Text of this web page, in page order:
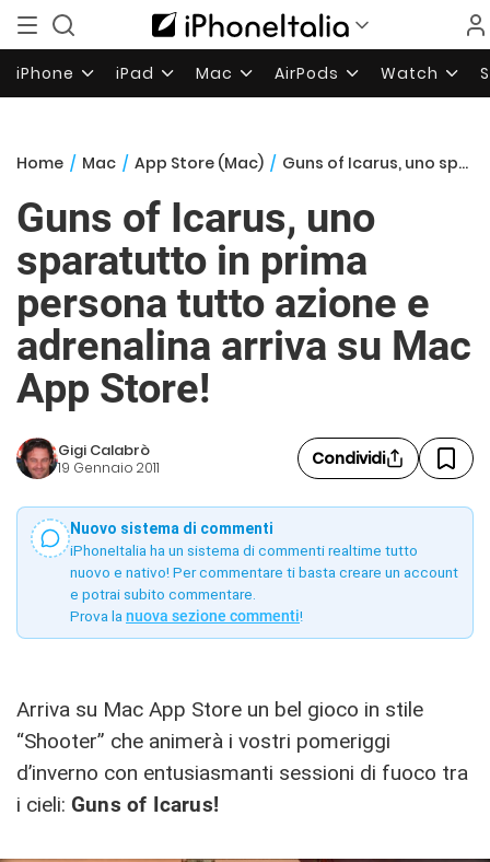
iPhone iPad Mac AirPods Watch
Home / Mac / App Store (Mac) / Guns of Icarus, uno sparatutto in prima persona tutto azione e adrenalina arriva su Mac App Store!
Guns of Icarus, uno
sparatutto in prima
persona tutto azione e
adrenalina arriva su Mac
App Store!
Gigi Calabrò
19 Gennaio 2011 Condividi
Nuovo sistema di commenti
iPhoneItalia ha un sistema di commenti realtime tutto
nuovo e nativo! Per commentare ti basta creare un account
e potrai subito commentare.
Prova la nuova sezione commenti!
Arriva su Mac App Store un bel gioco in stile
“Shooter” che animerà i vostri pomeriggi
d’inverno con entusiasmanti sessioni di fuoco tra
i cieli: Guns of Icarus!